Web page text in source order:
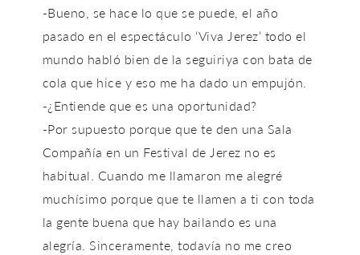
-Bueno, se hace lo que se puede, el año
pasado en el espectáculo ‘Viva Jerez’ todo el
mundo habló bien de la seguiriya con bata de
cola que hice y eso me ha dado un empujón.
-¿Entiende que es una oportunidad?
-Por supuesto porque que te den una Sala
Compañía en un Festival de Jerez no es
habitual. Cuando me llamaron me alegré
muchísimo porque que te llamen a ti con toda
la gente buena que hay bailando es una
alegría. Sinceramente, todavía no me creo